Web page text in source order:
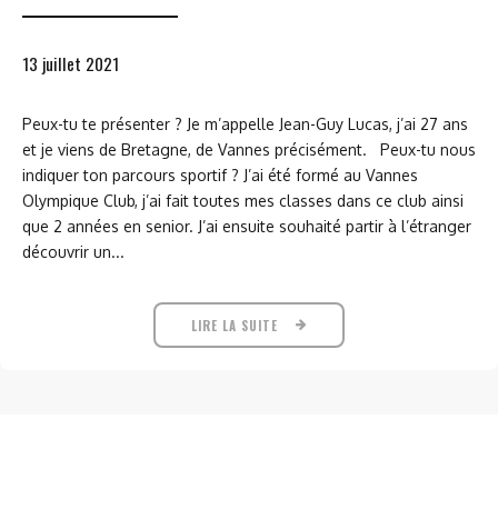
13 juillet 2021
Peux-tu te présenter ? Je m’appelle Jean-Guy Lucas, j’ai 27 ans
et je viens de Bretagne, de Vannes précisément. Peux-tu nous
indiquer ton parcours sportif ? J’ai été formé au Vannes
Olympique Club, j’ai fait toutes mes classes dans ce club ainsi
que 2 années en senior. J’ai ensuite souhaité partir à l’étranger
découvrir un...
LIRE LA SUITE